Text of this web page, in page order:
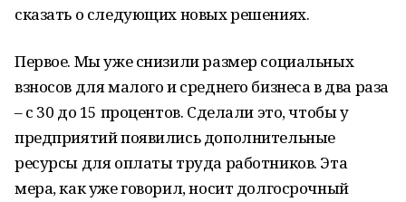
сказать о следующих новых решениях.
Первое. Мы уже снизили размер социальных
взносов для малого и среднего бизнеса в два раза
– с 30 до 15 процентов. Сделали это, чтобы у
предприятий появились дополнительные
ресурсы для оплаты труда работников. Эта
мера, как уже говорил, носит долгосрочный